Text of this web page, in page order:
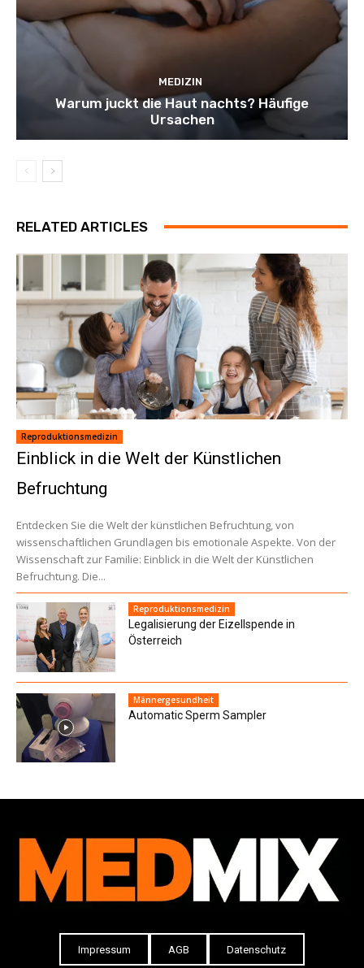
MEDIZIN
Warum juckt die Haut nachts? Häufige
Ursachen
RELATED ARTICLES
Reproduktionsmedizin
Einblick in die Welt der Künstlichen
Befruchtung
Entdecken Sie die Welt der künstlichen Befruchtung, von
wissenschaftlichen Grundlagen bis emotionale Aspekte. Von der
Wissenschaft zur Familie: Einblick in die Welt der Künstlichen
Befruchtung. Die...
Reproduktionsmedizin
Legalisierung der Eizellspende in
Österreich
Männergesundheit
Automatic Sperm Sampler
Impressum AGB Datenschutz